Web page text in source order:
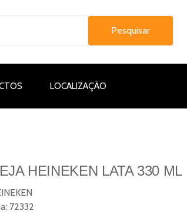
LOCALIZAÇÃO
HEINEKEN LATA 330 ML
72332